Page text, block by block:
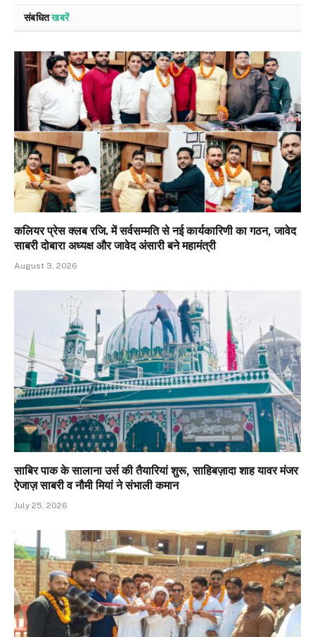
संबधितखबरें
कलियर प्रेस क्लब रजि. में सर्वसम्मति से नई कार्यकारिणी का गठन, जावेद
साबरी दोबारा अध्यक्ष और जावेद अंसारी बने महामंत्री
August 3, 2026
साबिर पाक के सालाना उर्स की तैयारियां शुरू, साहिबज़ादा शाह यावर मंजर
ऐजाज़ साबरी व नौमी मियां ने संभाली कमान
July 25, 2026